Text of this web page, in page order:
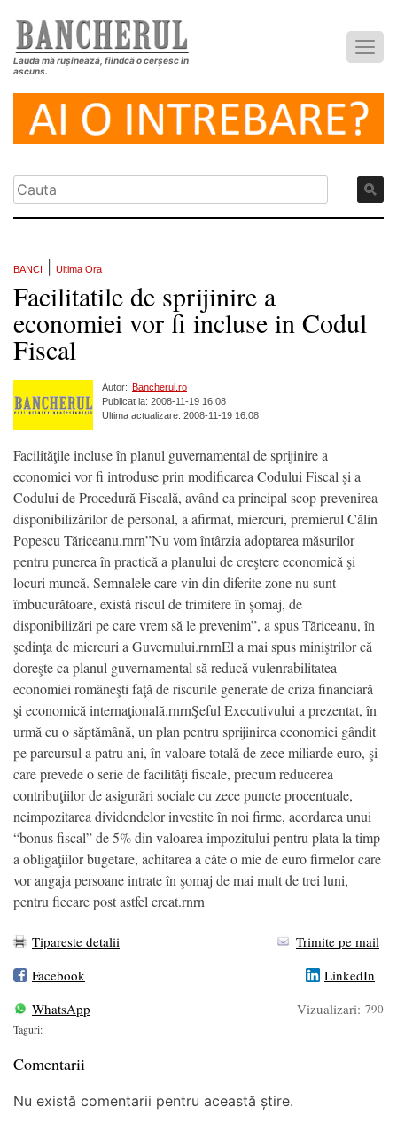
Lauda mă rușinează, fiindcă o cerșesc în
ascuns.
BANCI Ultima Ora
Facilitatile de sprijinire a
economiei vor fi incluse in Codul
Fiscal
Autor: Bancherul.ro
Publicat la: 2008-11-19 16:08
Ultima actualizare: 2008-11-19 16:08
Facilităţile incluse în planul guvernamental de sprijinire a
economiei vor fi introduse prin modificarea Codului Fiscal şi a
Codului de Procedură Fiscală, având ca principal scop prevenirea
disponibilizărilor de personal, a afirmat, miercuri, premierul Călin
Popescu Tăriceanu.rnrn”Nu vom întârzia adoptarea măsurilor
pentru punerea în practică a planului de creştere economică şi
locuri muncă. Semnalele care vin din diferite zone nu sunt
îmbucurătoare, există riscul de trimitere în şomaj, de
disponibilizări pe care vrem să le prevenim”, a spus Tăriceanu, în
şedinţa de miercuri a Guvernului.rnrnEl a mai spus miniştrilor că
doreşte ca planul guvernamental să reducă vulenrabilitatea
economiei româneşti faţă de riscurile generate de criza financiară
şi economică internaţională.rnrnŞeful Executivului a prezentat, în
urmă cu o săptămână, un plan pentru sprijinirea economiei gândit
pe parcursul a patru ani, în valoare totală de zece miliarde euro, şi
care prevede o serie de facilităţi fiscale, precum reducerea
contribuţiilor de asigurări sociale cu zece puncte procentuale,
neimpozitarea dividendelor investite în noi firme, acordarea unui
“bonus fiscal” de 5% din valoarea impozitului pentru plata la timp
a obligaţiilor bugetare, achitarea a câte o mie de euro firmelor care
vor angaja persoane intrate în şomaj de mai mult de trei luni,
pentru fiecare post astfel creat.rnrn
Tipareste detalii
Trimite pe mail
Facebook
LinkedIn
WhatsApp
Vizualizari: 790
Taguri:
Comentarii
Nu există comentarii pentru această știre.